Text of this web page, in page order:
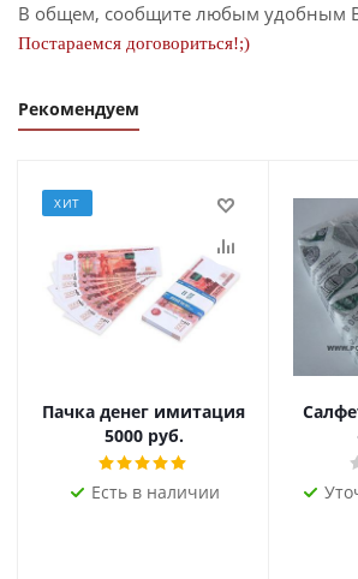
В общем, сообщите любым удобным
Постараемся договориться!;)
Рекомендуем
ХИТ
Пачка денег имитация
5000 руб.
Есть в наличии